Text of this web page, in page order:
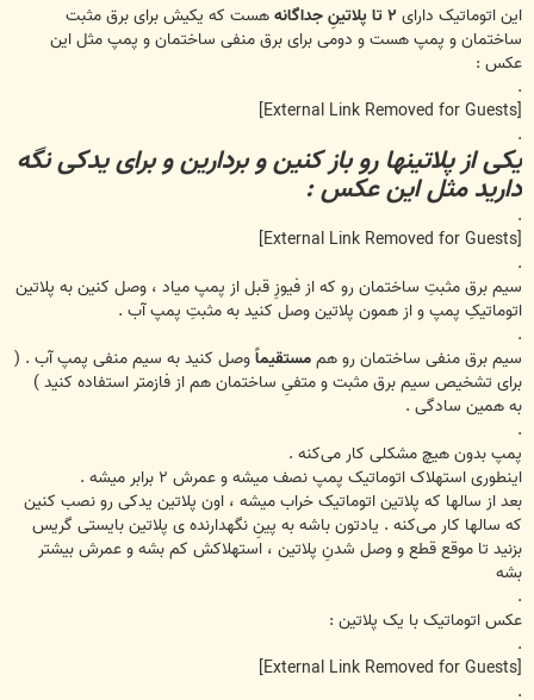
این اتوماتیک دارای ۲ تا پلاتینِ جداگانه
هست که یکیش برای برق مثبت
ساختمان و پمپ هست و دومی برای برق منفی ساختمان و پمپ مثل این
عکس :
یکی از پلاتینها رو باز کنین و بردارین و برای یدکی نگه
دارید مثل این عکس :
سیم برق مثبتِ ساختمان رو که از فیوزِ قبل از پمپ میاد ، وصل کنین به پلاتین
اتوماتیکِ پمپ و از همون پلاتین وصل کنید به مثبتِ پمپ آب .
سیم برق منفی ساختمان رو هممستقیماًوصل کنید به سیم منفی پمپ آب . (
برای تشخیص سیم برق مثبت و متفیِ ساختمان هم از فازمتر استفاده کنید )
به همین سادگی .
پمپ بدون هیچ مشکلی کار می‌کنه .
اینطوری استهلاک اتوماتیک پمپ نصف میشه و عمرش ۲ برابر میشه .
بعد از سالها که پلاتین اتوماتیک خراب میشه ، اون پلاتین یدکی رو نصب کنین
که سالها کار می‌کنه . یادتون باشه به پینِ نگهدارنده ی پلاتین بایستی گریس
بزنید تا موقع قطع و وصل شدنِ پلاتین ، استهلاکش کم بشه و عمرش بیشتر
بشه
عکس اتوماتیک با یک پلاتین :